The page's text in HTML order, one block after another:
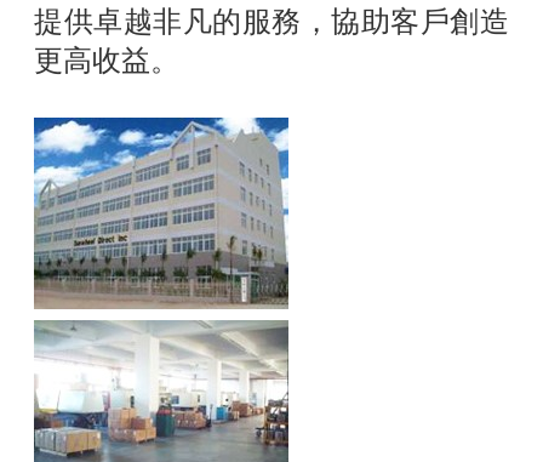
提供卓越非凡的服務，協助客戶創造
更高收益。